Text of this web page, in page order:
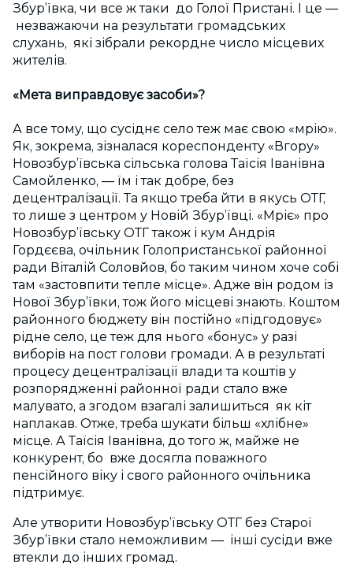
Збур’ївка, чи все ж таки до Голої Пристані. І це —
незважаючи на результати громадських
слухань, які зібрали рекордне число місцевих
жителів.
«Мета виправдовує засоби»?
А все тому, що сусіднє село теж має свою «мрію».
Як, зокрема, зізналася кореспонденту «Вгору»
Новозбур’ївська сільська голова Таїсія Іванівна
Самойленко, — їм і так добре, без
децентралізації. Та якщо треба йти в якусь ОТГ,
то лише з центром у Новій Збур’ївці. «Мріє» про
Новозбур’ївську ОТГ також і кум Андрія
Гордєєва, очільник Голопристанської районної
ради Віталій Соловйов, бо таким чином хоче собі
там «застовпити тепле місце». Адже він родом із
Нової Збур’ївки, тож його місцеві знають. Коштом
районного бюджету він постійно «підгодовує»
рідне село, це теж для нього «бонус» у разі
виборів на пост голови громади. А в результаті
процесу децентралізації влади та коштів у
розпорядженні районної ради стало вже
малувато, а згодом взагалі залишиться як кіт
наплакав. Отже, треба шукати більш «хлібне»
місце. А Таїсія Іванівна, до того ж, майже не
конкурент, бо вже досягла поважного
пенсійного віку і свого районного очільника
підтримує.
Але утворити Новозбур’ївську ОТГ без Старої
Збур’ївки стало неможливим — інші сусіди вже
втекли до інших громад.